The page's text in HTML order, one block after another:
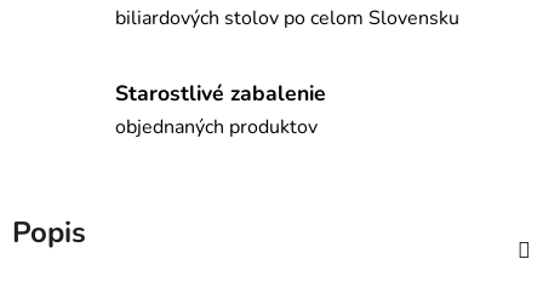
biliardových stolov po celom Slovensku
Starostlivé zabalenie
objednaných produktov
Popis